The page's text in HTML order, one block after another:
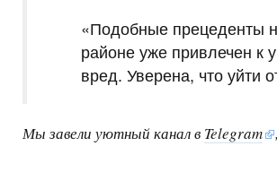
«Подобные прецеденты
районе уже привлечен к
вред. Уверена, что уйти
Мы завели уютный канал в Telegram